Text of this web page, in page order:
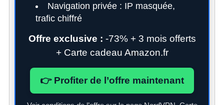
Navigation privée : IP masquée,
trafic chiffré
Offre exclusive : -73% + 3 mois offerts
+ Carte cadeau Amazon.fr
👉 Profiter de l’offre maintenant